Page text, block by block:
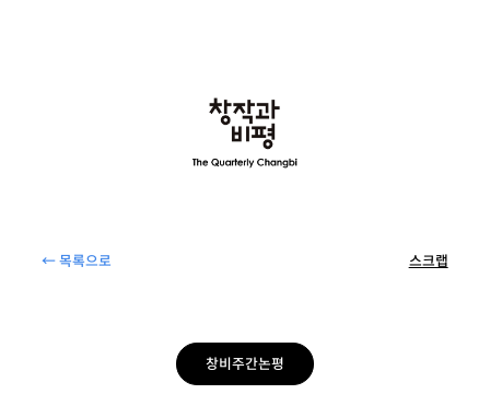
← 목록으로 스크랩
창비주간논평